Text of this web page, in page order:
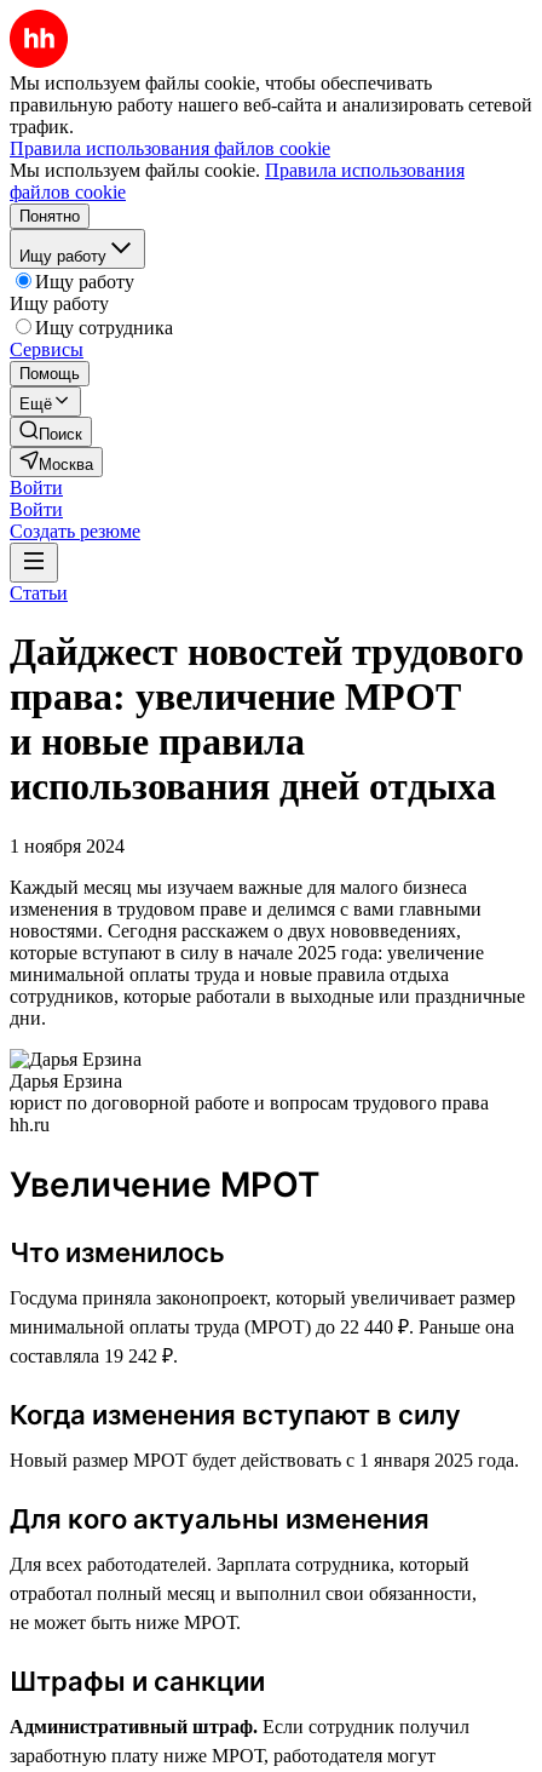
Мы используем файлы cookie, чтобы обеспечивать
правильную работу нашего веб-сайта и анализировать сетевой
трафик.
Правила использования файлов cookie
Мы используем файлы cookie. Правила использования
файлов cookie
Понятно
Ищу работу
Ищу работу
Ищу работу
Ищу сотрудника
Сервисы
Помощь
Ещё
Поиск
Москва
Войти
Войти
Создать резюме
Статьи
Дайджест новостей трудового
права: увеличение МРОТ
и новые правила
использования дней отдыха
1 ноября 2024
Каждый месяц мы изучаем важные для малого бизнеса
изменения в трудовом праве и делимся с вами главными
новостями. Сегодня расскажем о двух нововведениях,
которые вступают в силу в начале 2025 года: увеличение
минимальной оплаты труда и новые правила отдыха
сотрудников, которые работали в выходные или праздничные
дни.
Дарья Ерзина
юрист по договорной работе и вопросам трудового права
hh.ru
Увеличение МРОТ
Что изменилось
Госдума приняла законопроект, который увеличивает размер
минимальной оплаты труда (МРОТ) до 22 440 ₽. Раньше она
составляла 19 242 ₽.
Когда изменения вступают в силу
Новый размер МРОТ будет действовать с 1 января 2025 года.
Для кого актуальны изменения
Для всех работодателей. Зарплата сотрудника, который
отработал полный месяц и выполнил свои обязанности,
не может быть ниже МРОТ.
Штрафы и санкции
Административный штраф. Если сотрудник получил
заработную плату ниже МРОТ, работодателя могут